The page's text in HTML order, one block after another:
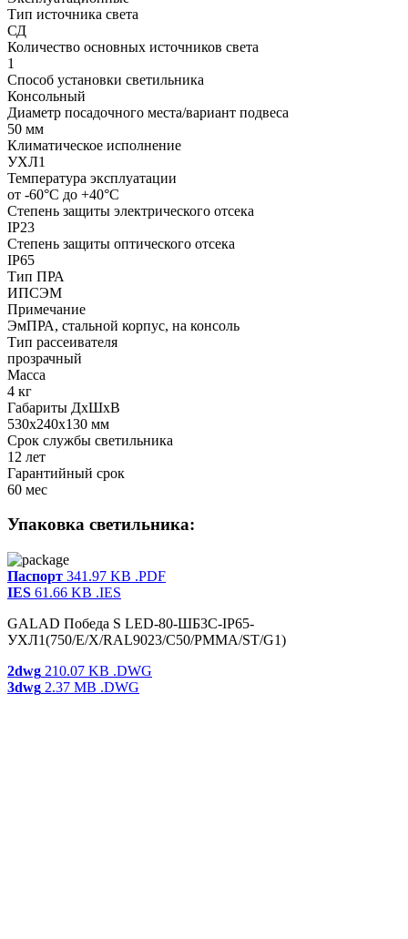
Тип источника света
СД
Количество основных источников света
1
Способ установки светильника
Консольный
Диаметр посадочного места/вариант подвеса
50 мм
Климатическое исполнение
УХЛ1
Температура эксплуатации
от -60°С до +40°С
Степень защиты электрического отсека
IP23
Степень защиты оптического отсека
IP65
Тип ПРА
ИПСЭМ
Примечание
ЭмПРА, стальной корпус, на консоль
Тип рассеивателя
прозрачный
Масса
4 кг
Габариты ДхШхВ
530x240x130 мм
Срок службы светильника
12 лет
Гарантийный срок
60 мес
Упаковка светильника:
Паспорт 341.97 KB .PDF
IES 61.66 KB .IES
GALAD Победа S LED-80-ШБ3С-IP65-
УХЛ1(750/E/X/RAL9023/C50/PMMA/ST/G1)
2dwg 210.07 KB .DWG
3dwg 2.37 MB .DWG